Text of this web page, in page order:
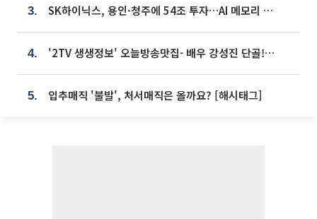
3. SK하이닉스, 용인·청주에 54조 투자…AI 메모리 생산기지 키운다
4. '2TV 생생정보' 오늘방송맛집- 배우 강성진 단골! 쌀국수ㆍ푸팟퐁 커리 맛집 '블○○○'
5. 입추매직 '불발', 처서매직은 올까요? [해시태그]